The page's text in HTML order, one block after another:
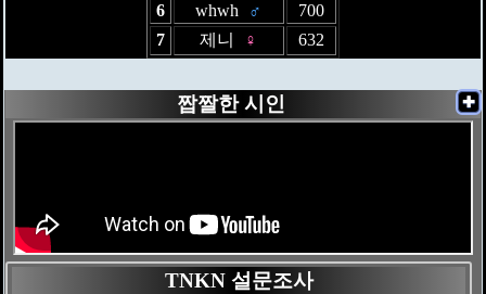
6
whwh ♂
700
7
제니 ♀ 632
짭짤한 시인 ✚
TNKN 설문조사